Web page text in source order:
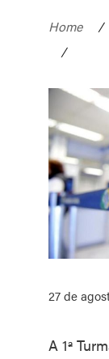
Home /
/
27 de
A 1ª